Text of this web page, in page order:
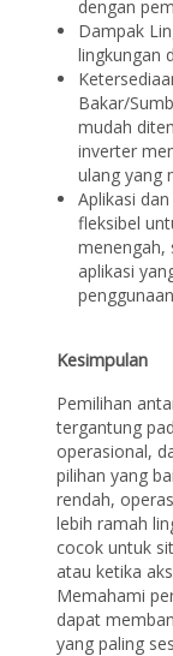
dengan
Dampak
lingkungan
Bakar/
mudah
inverter
ulang yang
Aplikasi
fleksibel
menengah,
aplikasi
Kesimpulan
Pemilihan
tergantung
operasional,
pilihan yang
rendah,
lebih ramah
cocok untuk
atau ketika
Memahami
dapat
yang paling